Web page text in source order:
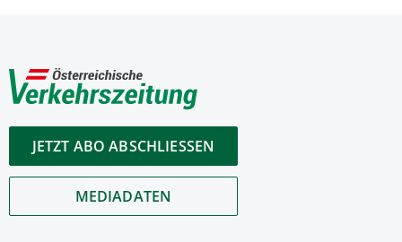
JETZT ABO ABSCHLIESSEN
MEDIADATEN